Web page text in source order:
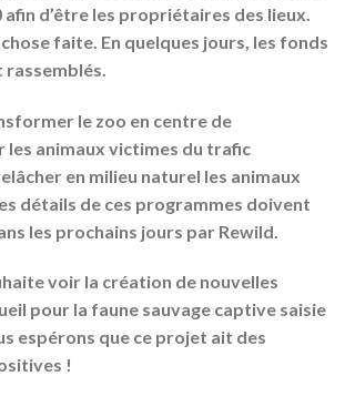
afin d’être les propriétaires des lieux.
faite. En quelques jours, les fonds
rassemblés.
le zoo en centre de
les animaux victimes du trafic
en milieu naturel les animaux
détails de ces programmes doivent
les prochains jours par Rewild.
voir la création de nouvelles
pour la faune sauvage captive saisie
espérons que ce projet ait des
!